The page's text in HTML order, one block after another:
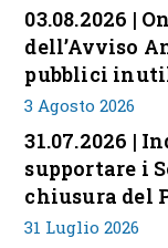
03.08.2026 |
dell’Avviso
pubblici
3 Agosto 2026
31.07.2026 |
supportare i
chiusura del
31 Luglio 2026